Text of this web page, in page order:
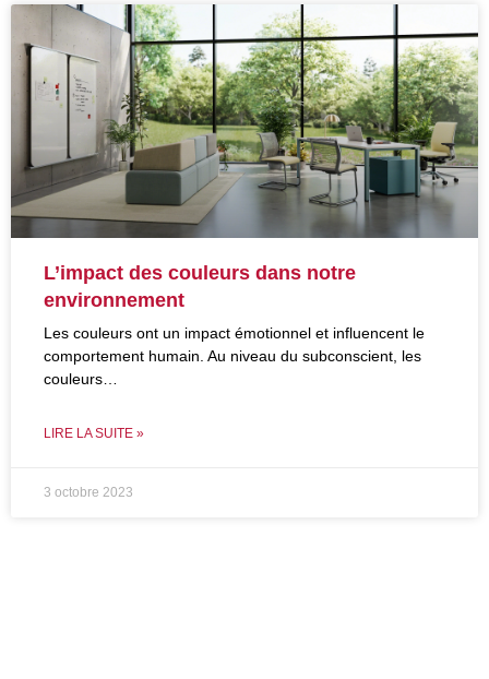
L’impact des couleurs dans notre
environnement
Les couleurs ont un impact émotionnel et influencent le
comportement humain. Au niveau du subconscient, les
couleurs…
LIRE LA SUITE »
3 octobre 2023